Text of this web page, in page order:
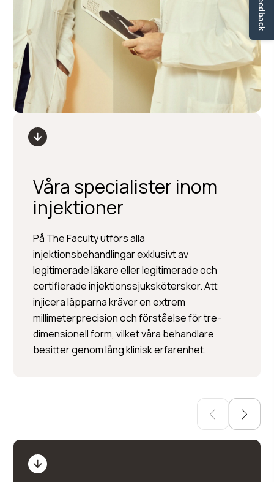
Våra specialister inom
injektioner
På The Faculty utförs alla
injektionsbehandlingar exklusivt av
legitimerade läkare eller legitimerade och
certifierade injektionssjuksköterskor. Att
injicera läpparna kräver en extrem
millimeterprecision och förståelse för tre-
dimensionell form, vilket våra behandlare
besitter genom lång klinisk erfarenhet.
Per Hedén
Plastikkirurgi »
Injektionsbehandlingar »
Hudbehandlingar